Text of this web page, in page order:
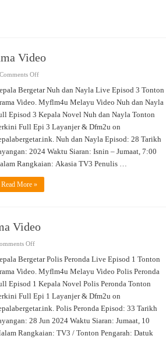
Video
Comments Offon
dan
Live
3
Tonton
Drama
Video
Bergetar Nuh dan Nayla Live Episod 3 Tonton
Video. Myflm4u Melayu Video Nuh dan Nayla
Episod 3 Kepala Novel Nuh dan Nayla Tonton
Full Epi 3 Layanjer & Dfm2u on
Nuh dan Nayla Episod: 28 Tarikh
2024 Waktu Siaran: Isnin – Jumaat, 7:00
Rangkaian: Akasia TV3 Penulis …
Read More »
Video
Offon
Peronda
Episod
Tonton
Drama
Video
Bergetar Polis Peronda Live Episod 1 Tonton
Video. Myflm4u Melayu Video Polis Peronda
Episod 1 Kepala Novel Polis Peronda Tonton
Full Epi 1 Layanjer & Dfm2u on
Polis Peronda Episod: 33 Tarikh
28 Jun 2024 Waktu Siaran: Jumaat, 10
Rangkaian: TV3 / Tonton Pengarah: Datuk